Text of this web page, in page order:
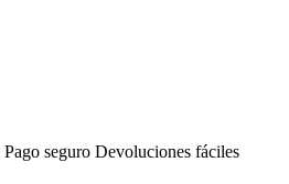
Pago seguro Devoluciones fáciles